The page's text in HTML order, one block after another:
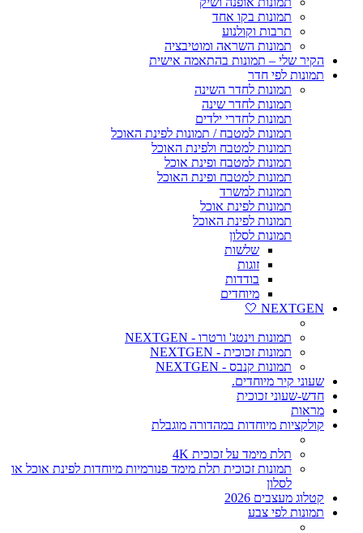
תמונות בקו אחד
תרבות וקולנוע
תמונות השראה ומוטיבציה
הקיר שלי – תמונות בהתאמה אישית
תמונות לפי חדר
תמונות לחדר השינה
תמונות לחדר שינה
תמונות לחדרי ילדים
תמונות למטבח / תמונות לפינת האוכל
תמונות למטבח ולפינת האוכל
תמונות למטבח ופינת אוכל
תמונות למטבח ופינת האוכל
תמונות למשרד
תמונות לפינת אוכל
תמונות לפינת האוכל
תמונות לסלון
שלשות
זוגות
בודדות
מיוחדים
NEXTGEN 🤍
תמונות וינטג' ורטרו - NEXTGEN
תמונות זכוכית - NEXTGEN
תמונות קנבס - NEXTGEN
שעוני קיר מיוחדים.
חדש-שעוני זכוכית
מראות
קולקציות מיוחדות במהדורה מוגבלת
תלת מימד על זכוכית 4K
תמונות זכוכית תלת מימד פנורמיות מיוחדות לפינת אוכל או
לסלון
קטלוג מעצבים 2026
תמונות לפי צבע